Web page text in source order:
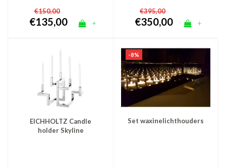
€150,00
€135,00 +
€395,00
€350,00 +
EICHHOLTZ Candle
holder Skyline
-8%
Set waxinelichthouders